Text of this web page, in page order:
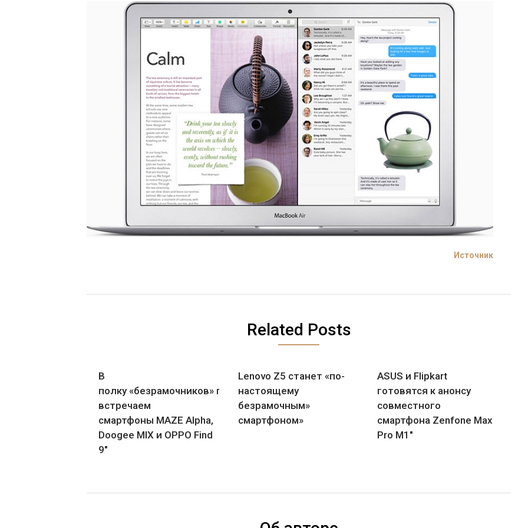
Источник
Related Posts
В
полку «безрамочников» прибыло:
встречаем
смартфоны MAZE Alpha,
Doogee MIX и OPPO Find
9″
Lenovo Z5 станет «по-
настоящему
безрамочным»
смартфоном»
ASUS и Flipkart
готовятся к анонсу
совместного
смартфона Zenfone Max
Pro M1″